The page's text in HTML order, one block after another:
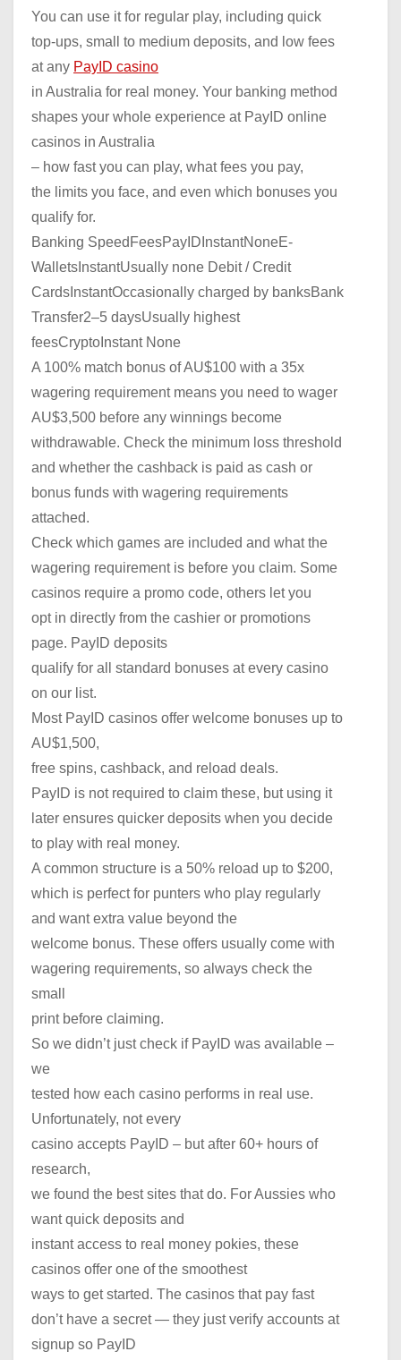
You can use it for regular play, including quick
top-ups, small to medium deposits, and low fees
at any PayID casino
in Australia for real money. Your banking method
shapes your whole experience at PayID online
casinos in Australia
– how fast you can play, what fees you pay,
the limits you face, and even which bonuses you
qualify for.
Banking SpeedFeesPayIDInstantNoneE-
WalletsInstantUsually none Debit / Credit
CardsInstantOccasionally charged by banksBank
Transfer2–5 daysUsually highest
feesCryptoInstant None
A 100% match bonus of AU$100 with a 35x
wagering requirement means you need to wager
AU$3,500 before any winnings become
withdrawable. Check the minimum loss threshold
and whether the cashback is paid as cash or
bonus funds with wagering requirements
attached.
Check which games are included and what the
wagering requirement is before you claim. Some
casinos require a promo code, others let you
opt in directly from the cashier or promotions
page. PayID deposits
qualify for all standard bonuses at every casino
on our list.
Most PayID casinos offer welcome bonuses up to
AU$1,500,
free spins, cashback, and reload deals.
PayID is not required to claim these, but using it
later ensures quicker deposits when you decide
to play with real money.
A common structure is a 50% reload up to $200,
which is perfect for punters who play regularly
and want extra value beyond the
welcome bonus. These offers usually come with
wagering requirements, so always check the
small
print before claiming.
So we didn’t just check if PayID was available –
we
tested how each casino performs in real use.
Unfortunately, not every
casino accepts PayID – but after 60+ hours of
research,
we found the best sites that do. For Aussies who
want quick deposits and
instant access to real money pokies, these
casinos offer one of the smoothest
ways to get started. The casinos that pay fast
don’t have a secret — they just verify accounts at
signup so PayID